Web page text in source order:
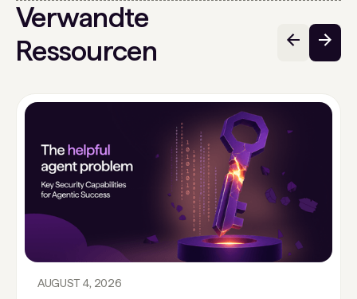
Verwandte
Ressourcen
AUGUST 4, 2026